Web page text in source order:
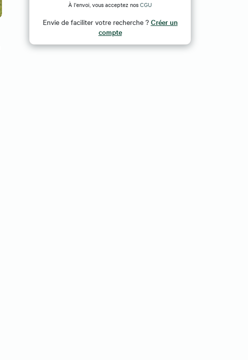
À l'envoi, vous acceptez nosCGU
Envie de faciliter votre recherche ? Créer un
compte